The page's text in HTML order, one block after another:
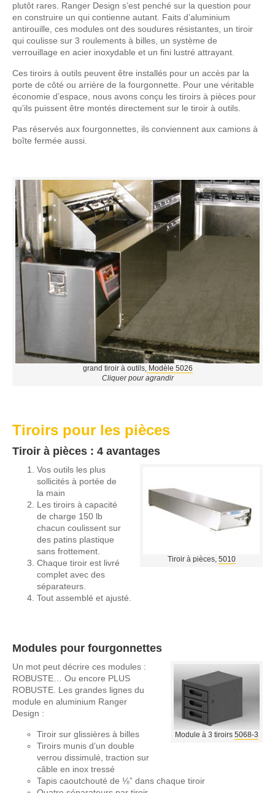
plutôt rares. Ranger Design s’est penché sur la question pour
en construire un qui contienne autant. Faits d’aluminium
antirouille, ces modules ont des soudures résistantes, un tiroir
qui coulisse sur 3 roulements à billes, un système de
verrouillage en acier inoxydable et un fini lustré attrayant.
Ces tiroirs à outils peuvent être installés pour un accès par la
porte de côté ou arrière de la fourgonnette. Pour une véritable
économie d’espace, nous avons conçu les tiroirs à pièces pour
qu’ils puissent être montés directement sur le tiroir à outils.
Pas réservés aux fourgonnettes, ils conviennent aux camions à
boîte fermée aussi.
grand tiroir à outils, Modèle 5026
Cliquer pour agrandir
Tiroirs pour les pièces
Tiroir à pièces : 4 avantages
Tiroir à pièces, 5010
Vos outils les plus
sollicités à portée de
la main
Les tiroirs à capacité
de charge 150 lb
chacun coulissent sur
des patins plastique
sans frottement.
Chaque tiroir est livré
complet avec des
séparateurs.
Tout assemblé et ajusté.
Modules pour fourgonnettes
Module à 3 tiroirs 5068-3
Un mot peut décrire ces modules :
ROBUSTE… Ou encore PLUS
ROBUSTE. Les grandes lignes du
module en aluminium Ranger
Design :
Tiroir sur glissières à billes
Tiroirs munis d’un double
verrou dissimulé, traction sur
câble en inox tressé
Tapis caoutchouté de ⅛” dans chaque tiroir